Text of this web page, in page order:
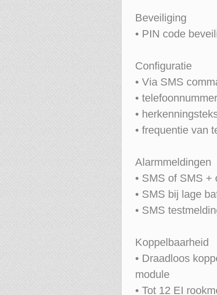
Beveiliging
• PIN code
Configuratie
• Via SMS
•
•
• frequentie van
Alarmmeldingen
• SMS of SMS +
• SMS bij lage
• SMS
Koppelbaarheid
• Draadloos
module
• Tot 12 EI